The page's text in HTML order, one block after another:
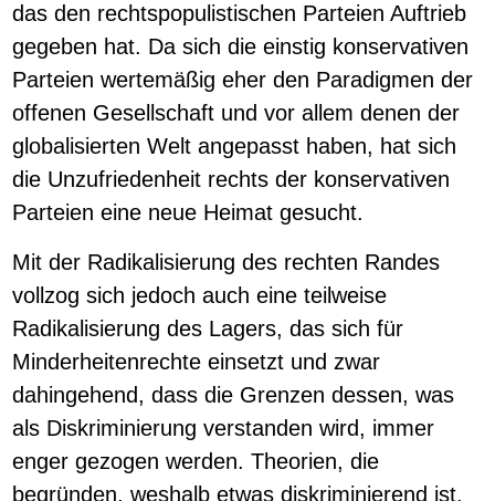
das den rechtspopulistischen Parteien Auftrieb
gegeben hat. Da sich die einstig konservativen
Parteien wertemäßig eher den Paradigmen der
offenen Gesellschaft und vor allem denen der
globalisierten Welt angepasst haben, hat sich
die Unzufriedenheit rechts der konservativen
Parteien eine neue Heimat gesucht.
Mit der Radikalisierung des rechten Randes
vollzog sich jedoch auch eine teilweise
Radikalisierung des Lagers, das sich für
Minderheitenrechte einsetzt und zwar
dahingehend, dass die Grenzen dessen, was
als Diskriminierung verstanden wird, immer
enger gezogen werden. Theorien, die
begründen, weshalb etwas diskriminierend ist,